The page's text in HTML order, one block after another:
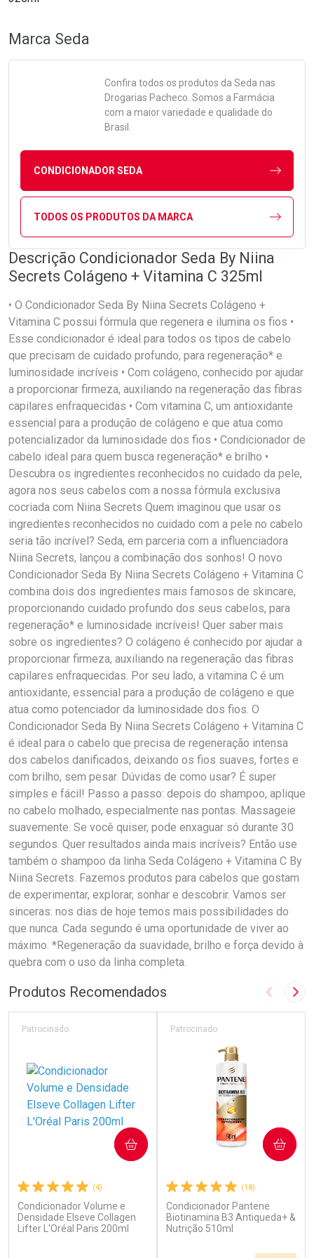
Marca Seda
Confira todos os produtos da Seda nas
Drogarias Pacheco. Somos a Farmácia
com a maior variedade e qualidade do
Brasil.
CONDICIONADOR SEDA
TODOS OS PRODUTOS DA MARCA
Descrição Condicionador Seda By Niina
Secrets Colágeno + Vitamina C 325ml
• O Condicionador Seda By Niina Secrets Colágeno +
Vitamina C possui fórmula que regenera e ilumina os fios •
Esse condicionador é ideal para todos os tipos de cabelo
que precisam de cuidado profundo, para regeneração* e
luminosidade incríveis • Com colágeno, conhecido por ajudar
a proporcionar firmeza, auxiliando na regeneração das fibras
capilares enfraquecidas • Com vitamina C, um antioxidante
essencial para a produção de colágeno e que atua como
potencializador da luminosidade dos fios • Condicionador de
cabelo ideal para quem busca regeneração* e brilho •
Descubra os ingredientes reconhecidos no cuidado da pele,
agora nos seus cabelos com a nossa fórmula exclusiva
cocriada com Niina Secrets Quem imaginou que usar os
ingredientes reconhecidos no cuidado com a pele no cabelo
seria tão incrível? Seda, em parceria com a influenciadora
Niina Secrets, lançou a combinação dos sonhos! O novo
Condicionador Seda By Niina Secrets Colágeno + Vitamina C
combina dois dos ingredientes mais famosos de skincare,
proporcionando cuidado profundo dos seus cabelos, para
regeneração* e luminosidade incríveis! Quer saber mais
sobre os ingredientes? O colágeno é conhecido por ajudar a
proporcionar firmeza, auxiliando na regeneração das fibras
capilares enfraquecidas. Por seu lado, a vitamina C é um
antioxidante, essencial para a produção de colágeno e que
atua como potenciador da luminosidade dos fios. O
Condicionador Seda By Niina Secrets Colágeno + Vitamina C
é ideal para o cabelo que precisa de regeneração intensa
dos cabelos danificados, deixando os fios suaves, fortes e
com brilho, sem pesar. Dúvidas de como usar? É super
simples e fácil! Passo a passo: depois do shampoo, aplique
no cabelo molhado, especialmente nas pontas. Massageie
suavemente. Se você quiser, pode enxaguar só durante 30
segundos. Quer resultados ainda mais incríveis? Então use
também o shampoo da linha Seda Colágeno + Vitamina C By
Niina Secrets. Fazemos produtos para cabelos que gostam
de experimentar, explorar, sonhar e descobrir. Vamos ser
sinceras: nos dias de hoje temos mais possibilidades do
que nunca. Cada segundo é uma oportunidade de viver ao
máximo. *Regeneração da suavidade, brilho e força devido à
quebra com o uso da linha completa.
Produtos Recomendados Imagem
(4)
Condicionador Volume e
Densidade Elseve Collagen
Lifter L'Oréal Paris 200ml
Patrocinado
COMPRAR
(18)
Condicionador Pantene
Biotinamina B3 Antiqueda+ &
Nutrição 510ml
Patrocinado
COMPRAR